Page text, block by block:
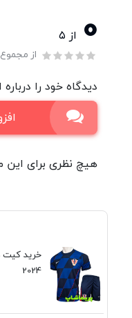
0 از ۵
از مجموع 0 امتیاز
دیدگاه خود را
هیچ نظری برای این
خرید کیت
2024